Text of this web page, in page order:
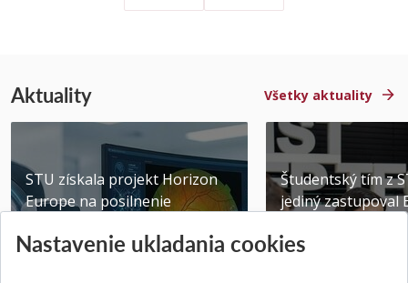
Aktuality Všetky aktuality
STU získala projekt Horizon
Europe na posilnenie
Publikované 31.07.2026
Študentský tím z
jediný zastupoval
Publikované
Nastavenie ukladania cookies